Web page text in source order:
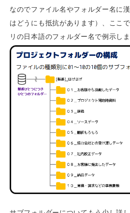
なのでファイル名やフォルダー名に
はどうにも抵抗があります）、ここ
リの日本語のフォルダー名で例示しま